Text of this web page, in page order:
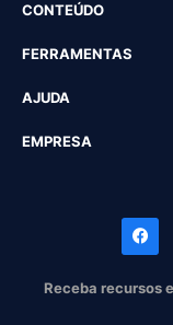
CONTEÚDO
FERRAMENTAS
AJUDA
EMPRESA
Receba recursos